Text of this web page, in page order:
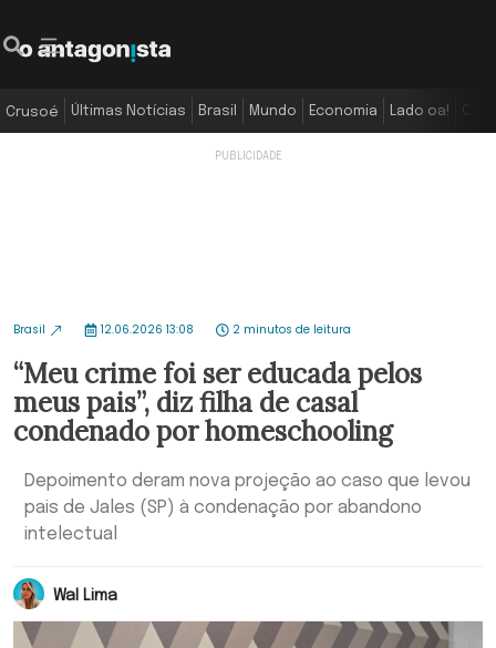
Crusoé Últimas Notícias Brasil Mundo Economia Lado oa!
Brasil 12.06.2026 13:08 2 minutos de leitura
“Meu crime foi ser educada pelos
meus pais”, diz filha de casal
condenado por homeschooling
Depoimento deram nova projeção ao caso que levou
pais de Jales (SP) à condenação por abandono
intelectual
Wal Lima